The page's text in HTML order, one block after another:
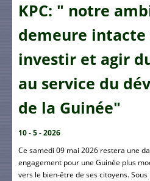
KPC: " notre
demeure
investir et agir
au service du
de la Guinée"
10 - 5 - 2026
Ce samedi 09 mai 2026 restera une
engagement pour une Guinée plus
vers le bien-être de ses citoyens.